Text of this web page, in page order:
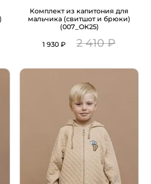
Комплект из капитония для
мальчика (свитшот и брюки)
(007_ОК25)
1 930 ₽ 2 410 ₽